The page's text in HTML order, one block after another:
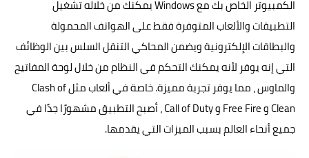
الكمبيوتر الخاص بك مع Windows يمكنك من خلاله تشغيل
التطبيقات والألعاب المتوفرة فقط على الهواتف المحمولة
والبطاقات الإلكترونية ويضمن المحاكي التنقل السلس بين الوظائف
التي إنه يوفر لأنه يمكنك التحكم في النظام من خلال لوحة المفاتيح
والماوس ، مما يوفر تجربة مميزة. خاصة في ألعاب مثل Clash of
Clean و Free Fire و Call of Duty ، أصبح التطبيق مشهورًا جدًا في
جميع أنحاء العالم بسبب الميزات التي يقدمها.